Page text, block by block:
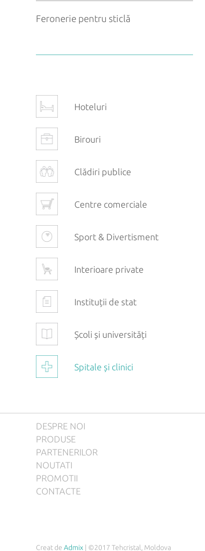
Feronerie pentru sticlă
Hoteluri
Birouri
Clădiri publice
Centre comerciale
Sport & Divertisment
Interioare private
Instituții de stat
Școli și universități
Spitale și clinici
DESPRE NOI
PRODUSE
PARTENERILOR
NOUTATI
PROMOTII
CONTACTE
Creat de Admix | ©2017 Tehcristal, Moldova